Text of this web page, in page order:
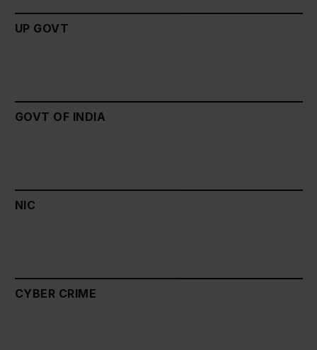
UP GOVT
GOVT OF INDIA
NIC
CYBER CRIME